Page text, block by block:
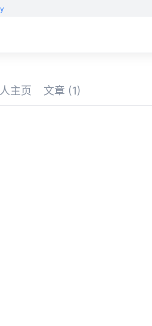
主页 文章 (1)